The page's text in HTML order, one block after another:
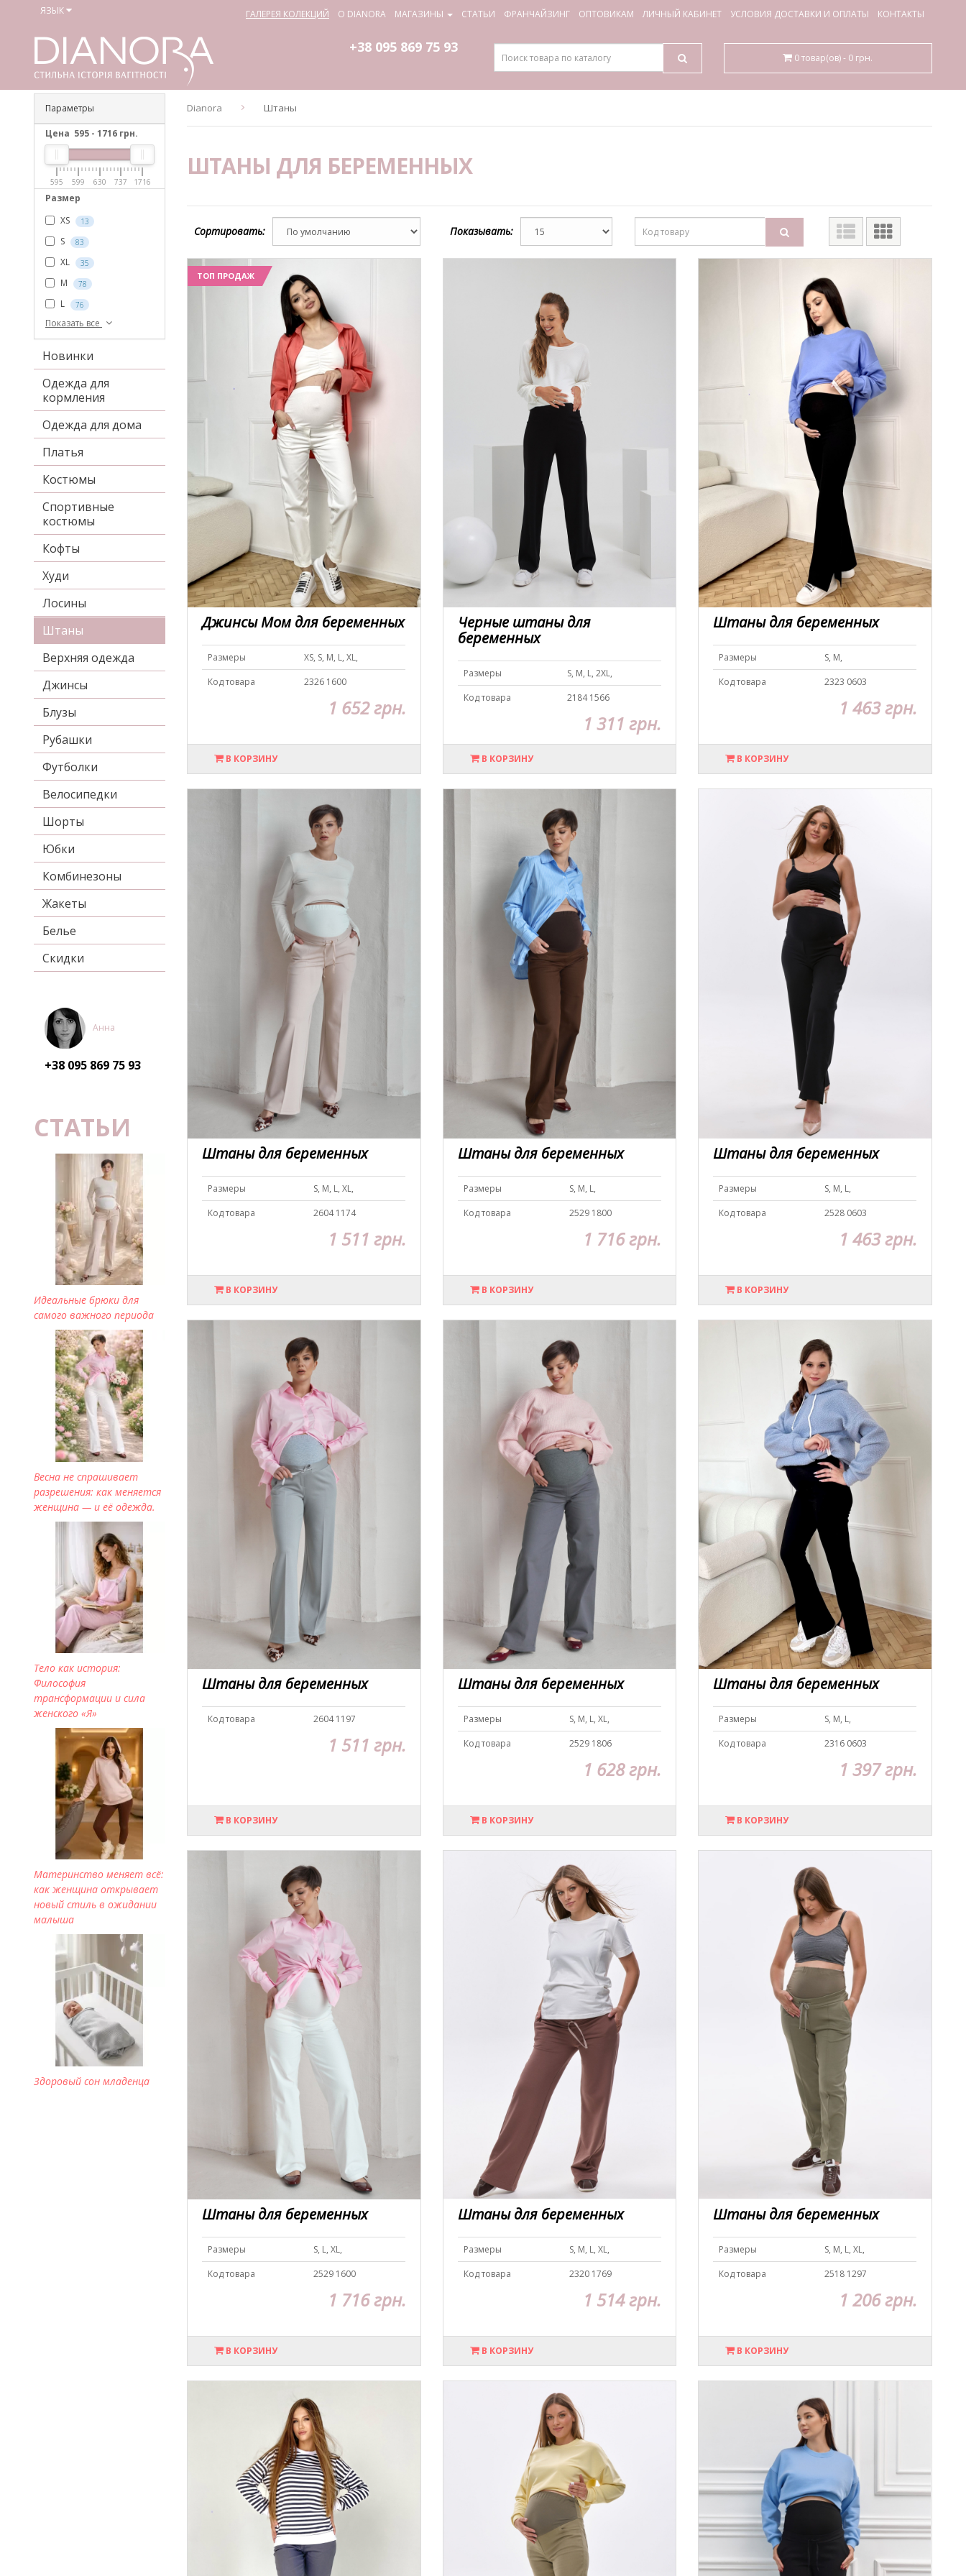
ЯЗЫК ГАЛЕРЕЯ КОЛЕКЦИЙ О DIANORA МАГАЗИНЫ СТАТЬИ ФРАНЧАЙЗИНГ ОПТОВИКАМ ЛИЧНЫЙ КАБИНЕТ УСЛОВИЯ ДОСТАВКИ И ОПЛАТЫ КОНТАКТЫ
+38 095 869 75 93
0 товар(ов) - 0 грн.
Параметры
Цена 595 - 1716 грн.
595 599 630 737 1716
Размер
XS
13
S 83
XL 35
M 78
L 76
Показать все
Новинки
Одежда для
кормления
Одежда для дома
Платья
Костюмы
Спортивные
костюмы
Кофты
Худи
Лосины
Штаны
Верхняя одежда
Джинсы
Блузы
Рубашки
Футболки
Велосипедки
Шорты
Юбки
Комбинезоны
Жакеты
Белье
Скидки
Анна
+38 095 869 75 93
СТАТЬИ
Идеальные брюки для
самого важного периода
Весна не спрашивает
разрешения: как меняется
женщина — и её одежда.
Тело как история:
Философия
трансформации и сила
женского «Я»
Материнство меняет всё:
как женщина открывает
новый стиль в ожидании
малыша
Здоровый сон младенца
Dianora Штаны
ШТАНЫ ДЛЯ БЕРЕМЕННЫХ
Сортировать: Показывать:
ТОП ПРОДАЖ
Джинсы Мом для беременных
Размеры
XS, S, M, L, XL,
Код товара
2326 1600
1 652 грн.
В КОРЗИНУ
Черные штаны для
беременных
Размеры
S, M, L, 2XL,
Код товара
2184 1566
1 311 грн.
В КОРЗИНУ
Штаны для беременных
Размеры
S, M,
Код товара
2323 0603
1 463 грн.
В КОРЗИНУ
Штаны для беременных
Размеры
S, M, L, XL,
Код товара
2604 1174
1 511 грн.
В КОРЗИНУ
Штаны для беременных
Размеры
S, M, L,
Код товара
2529 1800
1 716 грн.
В КОРЗИНУ
Штаны для беременных
Размеры
S, M, L,
Код товара
2528 0603
1 463 грн.
В КОРЗИНУ
Штаны для беременных
Код товара 2604 1197
1 511 грн.
В КОРЗИНУ
Штаны для беременных
Размеры
S, M, L, XL,
Код товара
2529 1806
1 628 грн.
В КОРЗИНУ
Штаны для беременных
Размеры
S, M, L,
Код товара
2316 0603
1 397 грн.
В КОРЗИНУ
Штаны для беременных
Размеры
S, L, XL,
Код товара
2529 1600
1 716 грн.
В КОРЗИНУ
Штаны для беременных
Размеры
S, M, L, XL,
Код товара
2320 1769
1 514 грн.
В КОРЗИНУ
Штаны для беременных
Размеры
S, M, L, XL,
Код товара
2518 1297
1 206 грн.
В КОРЗИНУ